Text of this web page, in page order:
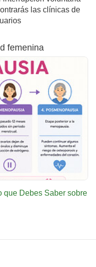
las clínicas de
femenina
que Debes Saber sobre